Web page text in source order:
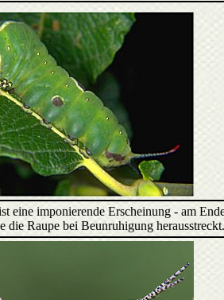
eine imponierende Erscheinung - am
die Raupe bei Beunruhigung herausstreckt.